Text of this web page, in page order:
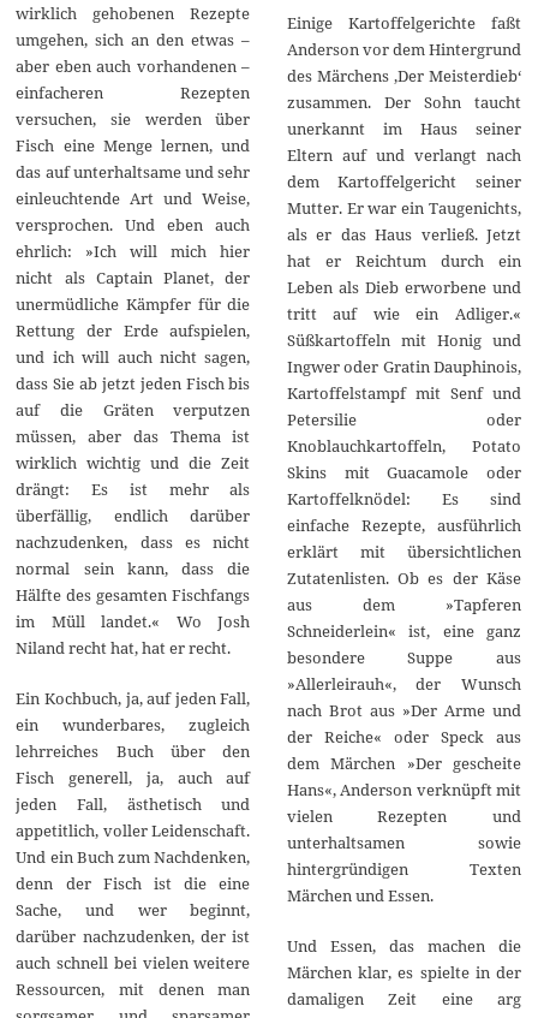
wirklich gehobenen Rezepte
umgehen, sich an den etwas –
aber eben auch vorhandenen –
einfacheren Rezepten
versuchen, sie werden über
Fisch eine Menge lernen, und
das auf unterhaltsame und sehr
einleuchtende Art und Weise,
versprochen. Und eben auch
ehrlich: »Ich will mich hier
nicht als Captain Planet, der
unermüdliche Kämpfer für die
Rettung der Erde aufspielen,
und ich will auch nicht sagen,
dass Sie ab jetzt jeden Fisch bis
auf die Gräten verputzen
müssen, aber das Thema ist
wirklich wichtig und die Zeit
drängt: Es ist mehr als
überfällig, endlich darüber
nachzudenken, dass es nicht
normal sein kann, dass die
Hälfte des gesamten Fischfangs
im Müll landet.« Wo Josh
Niland recht hat, hat er recht.
Ein Kochbuch, ja, auf jeden Fall,
ein wunderbares, zugleich
lehrreiches Buch über den
Fisch generell, ja, auch auf
jeden Fall, ästhetisch und
appetitlich, voller Leidenschaft.
Und ein Buch zum Nachdenken,
denn der Fisch ist die eine
Sache, und wer beginnt,
darüber nachzudenken, der ist
auch schnell bei vielen weitere
Ressourcen, mit denen man
Einige Kartoffelgerichte faßt
Anderson vor dem Hintergrund
des Märchens ‚Der Meisterdieb‘
zusammen. Der Sohn taucht
unerkannt im Haus seiner
Eltern auf und verlangt nach
dem Kartoffelgericht seiner
Mutter. Er war ein Taugenichts,
als er das Haus verließ. Jetzt
hat er Reichtum durch ein
Leben als Dieb erworbene und
tritt auf wie ein Adliger.«
Süßkartoffeln mit Honig und
Ingwer oder Gratin Dauphinois,
Kartoffelstampf mit Senf und
Petersilie oder
Knoblauchkartoffeln, Potato
Skins mit Guacamole oder
Kartoffelknödel: Es sind
einfache Rezepte, ausführlich
erklärt mit übersichtlichen
Zutatenlisten. Ob es der Käse
aus dem »Tapferen
Schneiderlein« ist, eine ganz
besondere Suppe aus
»Allerleirauh«, der Wunsch
nach Brot aus »Der Arme und
der Reiche« oder Speck aus
dem Märchen »Der gescheite
Hans«, Anderson verknüpft mit
vielen Rezepten und
unterhaltsamen sowie
hintergründigen Texten
Märchen und Essen.
Und Essen, das machen die
Märchen klar, es spielte in der
damaligen Zeit eine arg